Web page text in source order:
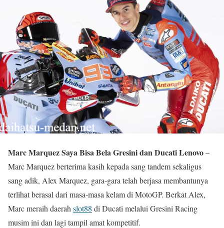
Marc Marquez Saya Bisa Bela Gresini dan Ducati Lenovo–
Marc Marquez berterima kasih kepada sang tandem sekaligus
sang adik, Alex Marquez, gara-gara telah berjasa membantunya
terlihat berasal dari masa-masa kelam di MotoGP. Berkat Alex,
Marc meraih daerah slot88 di Ducati melalui Gresini Racing
musim ini dan lagi tampil amat kompetitif.